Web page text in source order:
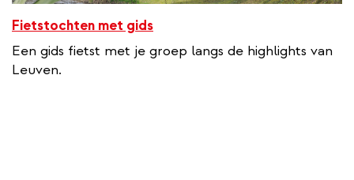
Fietstochten met gids
Een gids fietst met je groep langs de highlights van
Leuven.